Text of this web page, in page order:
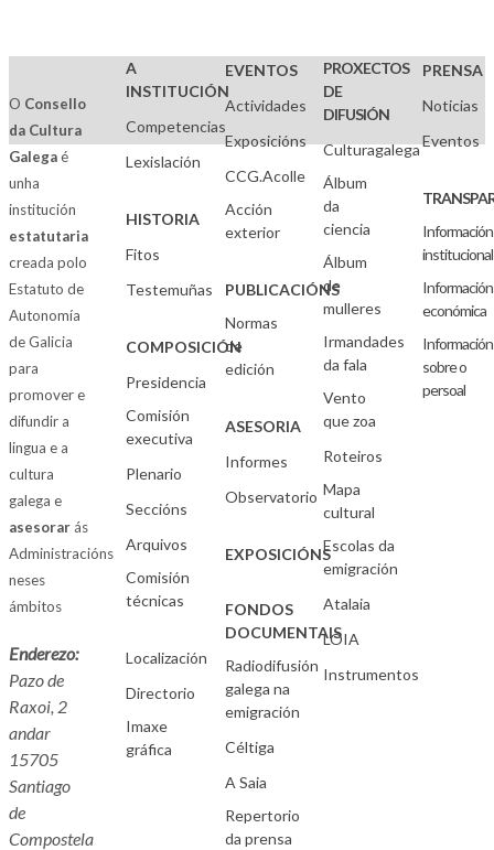
O Consello
da Cultura
Galegaé
unha
institución
estatutaria
creada polo
Estatuto de
Autonomía
de Galicia
para
promover e
difundir a
lingua e a
cultura
galega e
asesorarás
Administracións
neses
ámbitos
Enderezo:
Pazo de
Raxoi, 2
andar
15705
Santiago
de
Compostela
A
INSTITUCIÓN
Competencias
Lexislación
HISTORIA
Fitos
Testemuñas
COMPOSICIÓN
Presidencia
Comisión
executiva
Plenario
Seccións
Arquivos
Comisión
técnicas
Localización
Directorio
Imaxe
gráfica
EVENTOS
Actividades
Exposicións
CCG.Acolle
Acción
exterior
PUBLICACIÓNS
Normas
de
edición
ASESORIA
Informes
Observatorio
EXPOSICIÓNS
FONDOS
DOCUMENTAIS
Radiodifusión
galega na
emigración
Céltiga
A Saia
Repertorio
da prensa
PROXECTOS
DE
DIFUSIÓN
Culturagalega
Álbum
da
ciencia
Álbum
de
mulleres
Irmandades
da fala
Vento
que zoa
Roteiros
Mapa
cultural
Escolas da
emigración
Atalaia
LOIA
Instrumentos
PRENSA
Noticias
Eventos
Información
institucional
Información
económica
Información
sobre o
persoal